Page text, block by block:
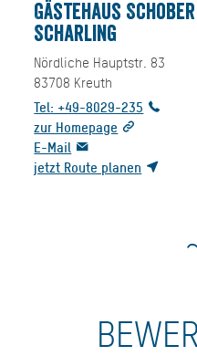
Gästehaus
Scharling
Nördliche Hauptstr. 83
83708 Kreuth
Tel: +49-8029-235
zur Homepage
E-Mail
jetzt Route planen